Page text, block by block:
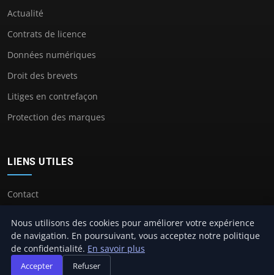
Actualité
Contrats de licence
Données numériques
Droit des brevets
Litiges en contrefaçon
Protection des marques
LIENS UTILES
Contact
© 2026 Avocat Propriete Intellectuelle. Tous droits réservés.
À proposMentions légales
Nous utilisons des cookies pour améliorer votre expérience
de navigation. En poursuivant, vous acceptez notre politique
de confidentialité. En savoir plus
Accepter Refuser